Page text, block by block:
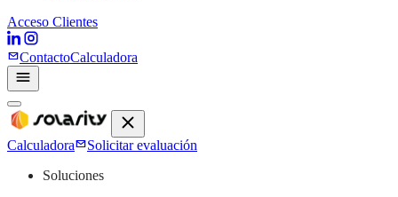
Acceso Clientes
ContactoCalculadora
Calculadora
Solicitar evaluación
Soluciones